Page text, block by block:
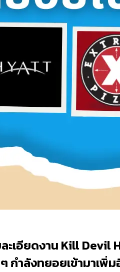
ะเอียดงาน Kill Devil
กำลังทยอยเข้ามาเพิ่ม